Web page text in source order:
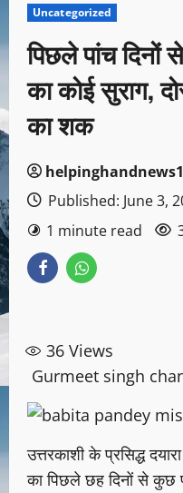
Uncategorized
पिछले पांच दिनों
का कोई सुराग,
का शक
Published: June 3,
1 minute read
36 Views
Gurmeet singh
उत्तरकाशी के प्रसिद्ध
का पिछले छह दिनों से कुछ